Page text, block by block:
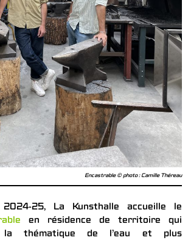
Encastrable © photo : Camille Théreau
25, La Kunsthalle accueille le
en résidence de territoire qui
la thématique de l’eau et plus